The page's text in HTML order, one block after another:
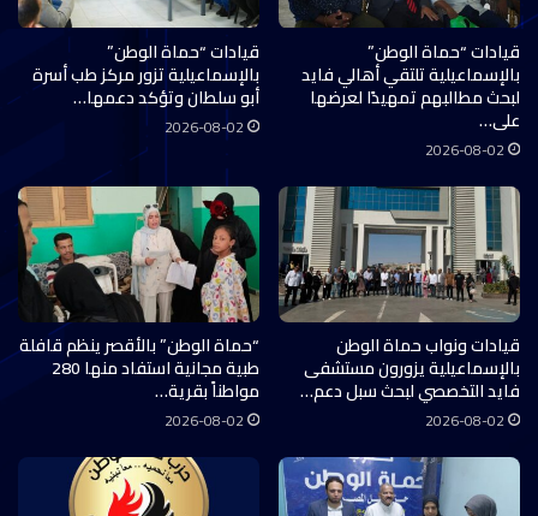
قيادات “حماة الوطن”
بالإسماعيلية تلتقي أهالي فايد
لبحث مطالبهم تمهيدًا لعرضها
على…
2026-08-02
قيادات “حماة الوطن”
بالإسماعيلية تزور مركز طب أسرة
أبو سلطان وتؤكد دعمها…
2026-08-02
قيادات ونواب حماة الوطن
بالإسماعيلية يزورون مستشفى
فايد التخصصي لبحث سبل دعم…
2026-08-02
“حماة الوطن” بالأقصر ينظم قافلة
طبية مجانية استفاد منها 280
مواطناً بقرية…
2026-08-02